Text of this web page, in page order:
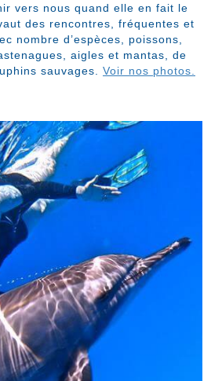
vers nous quand elle en fait le
des rencontres, fréquentes et
nombre d’espèces, poissons,
aigles et mantas, de
sauvages. Voir nos photos.